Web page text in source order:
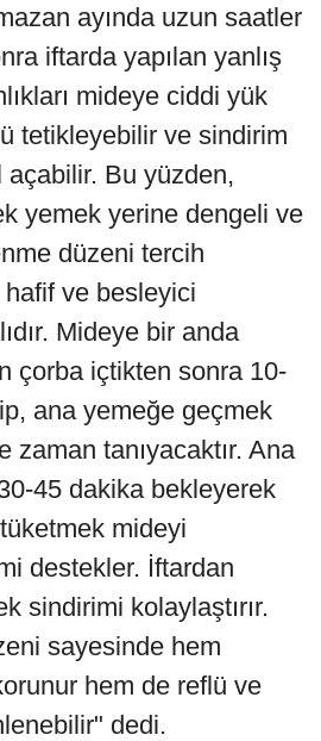
ayında uzun saatler
iftarda yapılan yanlış
mideye ciddi yük
tetikleyebilir ve sindirim
Bu yüzden,
yemek yerine dengeli ve
düzeni tercih
ve besleyici
Mideye bir anda
çorba içtikten sonra 10-
ana yemeğe geçmek
zaman tanıyacaktır. Ana
45 dakika bekleyerek
mideyi
destekler. İftardan
sindirimi kolaylaştırır.
sayesinde hem
hem de reflü ve
dedi.